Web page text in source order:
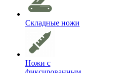
Складные ножи
Ножи с